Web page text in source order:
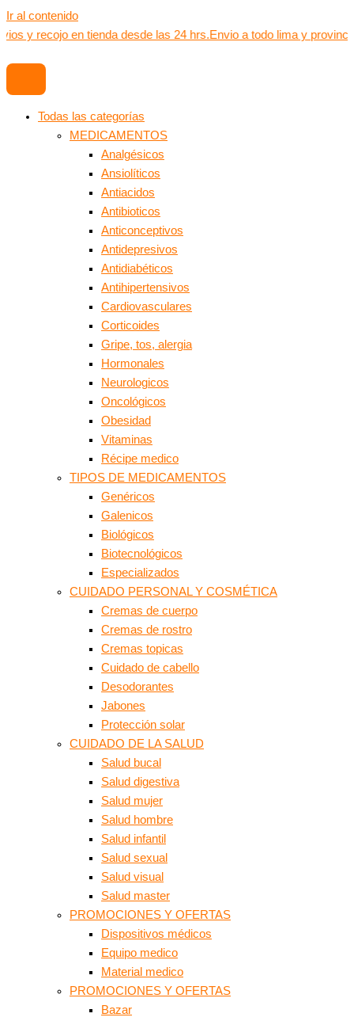
Ir al contenido
y recojo en tienda desde las 24 hrs.Envio a todo lima y
Todas las categorías
MEDICAMENTOS
Analgésicos
Ansiolíticos
Antiacidos
Antibioticos
Anticonceptivos
Antidepresivos
Antidiabéticos
Antihipertensivos
Cardiovasculares
Corticoides
Gripe, tos, alergia
Hormonales
Neurologicos
Oncológicos
Obesidad
Vitaminas
Récipe medico
TIPOS DE MEDICAMENTOS
Genéricos
Galenicos
Biológicos
Biotecnológicos
Especializados
CUIDADO PERSONAL Y COSMÉTICA
Cremas de cuerpo
Cremas de rostro
Cremas topicas
Cuidado de cabello
Desodorantes
Jabones
Protección solar
CUIDADO DE LA SALUD
Salud bucal
Salud digestiva
Salud mujer
Salud hombre
Salud infantil
Salud sexual
Salud visual
Salud master
PROMOCIONES Y OFERTAS
Dispositivos médicos
Equipo medico
Material medico
PROMOCIONES Y OFERTAS
Bazar